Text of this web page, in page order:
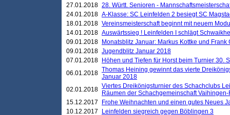
27.01.2018 28. Württ. Senioren -
24.01.2018 A-Klasse: SC Leinfelden 2 besiegt SC
18.01.2018 Vereinsmeisterschaft beginnt mit neuem
14.01.2018 Auswärtssieg ! Leinfelden I schlägt
09.01.2018
Monatsblitz Januar: Markus Kottke und
09.01.2018 Jugendblitz Januar 2018
07.01.2018
Höhen und Tiefen für Horst beim Turnier 30.
06.01.2018 Thomas Heining gewinnt das vierte
Januar 2018
02.01.2018 Viertes Dreikönigsturnier des Schachclubs
Räumen der Schachgemeinschaft
15.12.2017
Frohe Weihnachten und einen gutes Neues
10.12.2017
Leinfelden siegreich gegen Böblingen 3